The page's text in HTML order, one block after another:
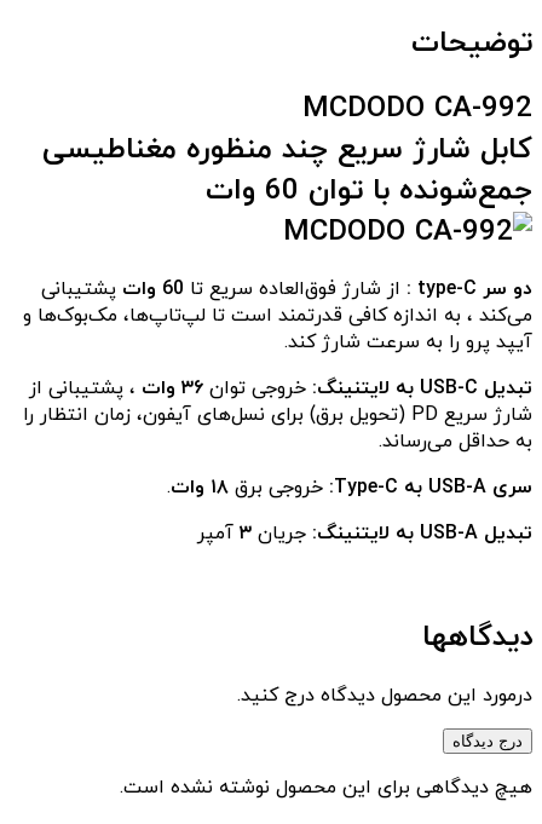
توضیحات
MCDODO CA-992
کابل شارژ سریع چند منظوره مغناطیسی
جمع‌شونده با توان 60 وات
دو سر type-C : از شارژ فوق‌العاده سریع تا 60 وات
پشتیبانی
می‌کند ، به اندازه کافی قدرتمند است تا لپ‌تاپ‌ها، مک‌بوک‌ها و
آیپد پرو را به سرعت شارژ کند.
تبدیل USB-C به لایتنینگ:
خروجی توان ۳۶ وات
، پشتیبانی از
شارژ سریع PD (تحویل برق) برای نسل‌های آیفون، زمان انتظار را
به حداقل می‌رساند.
سری USB-A به Type-C:
خروجی برق ۱۸ وات
.
تبدیل USB-A به لایتنینگ:
جریان ۳ آمپر
دیدگاهها
درمورد این محصول دیدگاه درج کنید.
درج دیدگاه
هیچ دیدگاهی برای این محصول نوشته نشده است.